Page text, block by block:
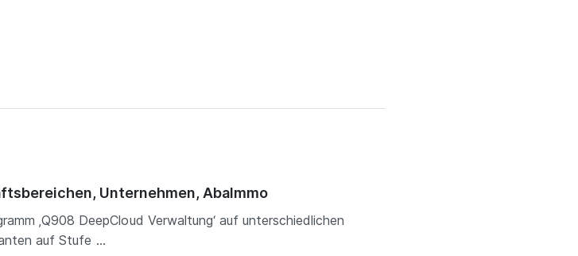
Unternehmen, AbaImmo
‚Q908 DeepCloud Verwaltung‘ auf unterschiedlichen
auf Stufe ...